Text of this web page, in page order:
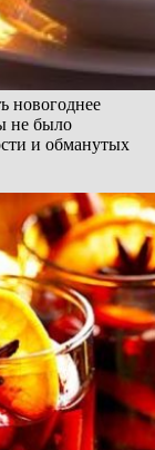
новогоднее
не было
и обманутых